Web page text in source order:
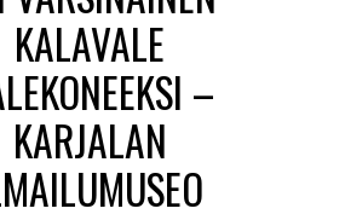
KALAVALE
–
KARJALAN